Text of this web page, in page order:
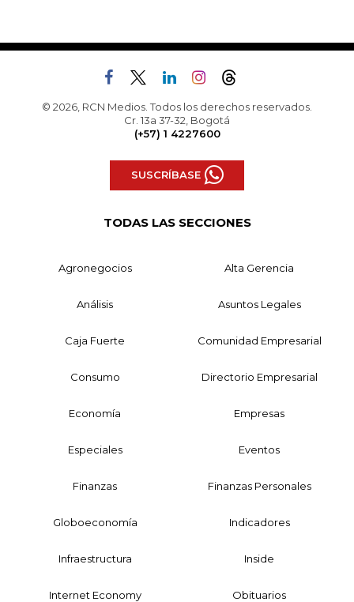
© 2026, RCN Medios. Todos los derechos reservados.
Cr. 13a 37-32, Bogotá
(+57) 1 4227600
SUSCRÍBASE
TODAS LAS SECCIONES
Agronegocios Alta Gerencia
Análisis Asuntos Legales
Caja Fuerte Comunidad Empresarial
Consumo Directorio Empresarial
Economía Empresas
Especiales Eventos
Finanzas Finanzas Personales
Globoeconomía Indicadores
Infraestructura Inside
Internet Economy Obituarios